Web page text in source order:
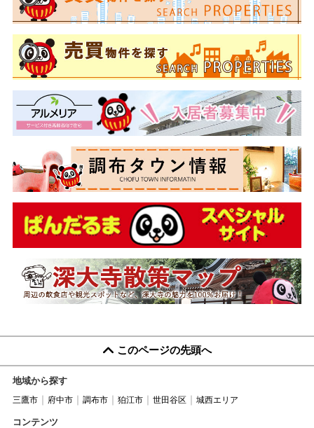
このページの先頭へ
地域から探す
三鷹市 府中市 調布市 狛江市 世田谷区 城西エリア
コンテンツ